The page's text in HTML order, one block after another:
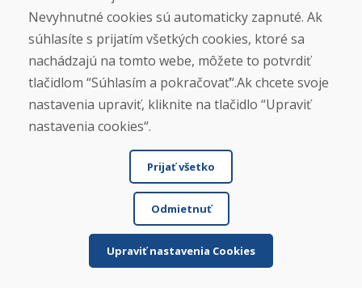
Nákup
Eshop
Obchodné podmienky
Obchodné podmienky požičovne
Platba
Quatro nákup na splátky
Ochrana osobných údajov
Cookies
Overené zákazníkmi
Nevyhnutné cookies sú automaticky zapnuté. Ak
súhlasíte s prijatím všetkých cookies, ktoré sa
nachádzajú na tomto webe, môžete to potvrdiť
tlačidlom “Súhlasím a pokračovať“.Ak chcete svoje
nastavenia upraviť, kliknite na tlačidlo “Upraviť
nastavenia cookies“.
Prijať všetko
Odmietnuť
Upraviť nastavenia Cookies